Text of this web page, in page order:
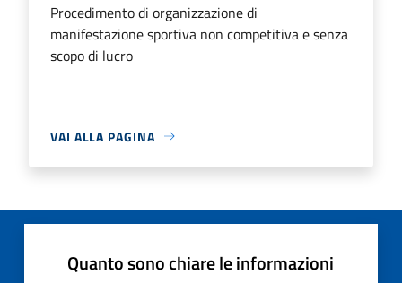
Procedimento di organizzazione di
manifestazione sportiva non competitiva e senza
scopo di lucro
VAI ALLA PAGINA
Quanto sono chiare le informazioni